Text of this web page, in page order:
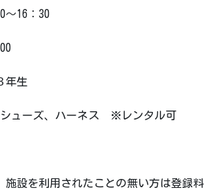
～16：30
年生
シューズ、ハーネス ※レンタル可
設を利用されたことの無い方は登録料